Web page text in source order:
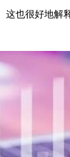
也很好地解